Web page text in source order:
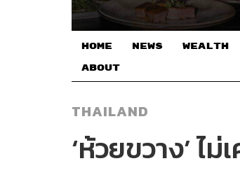
HOME NEWS WEALTH
ABOUT
THAILAND
‘ห้วยขวาง’ ไ